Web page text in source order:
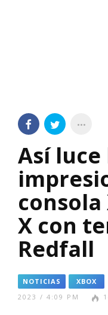
Así luce
consola
X con
Redfall
NOTICIAS XBOX
2023 / 4:09 PM